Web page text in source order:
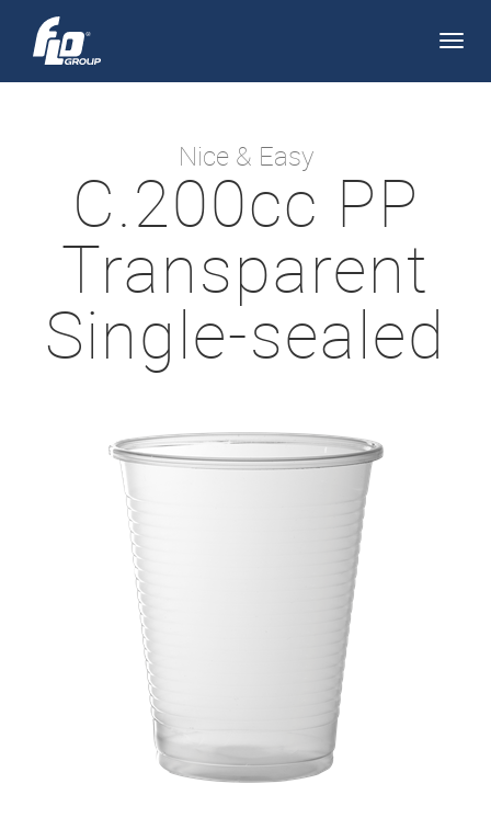
Nice & Easy
C.200cc PP
Transparent
Single-sealed